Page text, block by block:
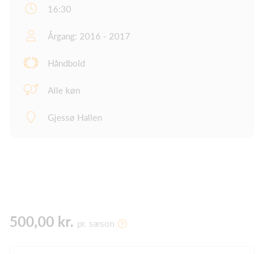
16:30
Årgang: 2016 - 2017
Håndbold
Alle køn
Gjessø Hallen
500,00 kr. pr. sæson